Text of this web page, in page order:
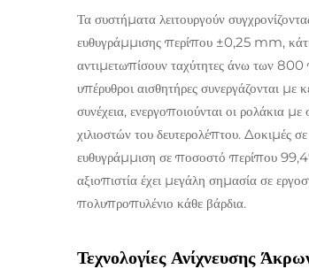
Τα συστήματα λειτουργούν
ευθυγράμμισης περίπου ±0,25 mm,
αντιμετωπίσουν ταχύτητες άνω των
υπέρυθροι αισθητήρες συνεργάζονται
συνέχεια, ενεργοποιούνται οι ρολάκια
χιλιοστών του δευτερολέπτου. Δοκιμές
ευθυγράμμιση σε ποσοστό περίπου
αξιοπιστία έχει μεγάλη σημασία σε
πολυπροπυλένιο κάθε βάρδια.
Τεχνολογίες Ανίχνευσης